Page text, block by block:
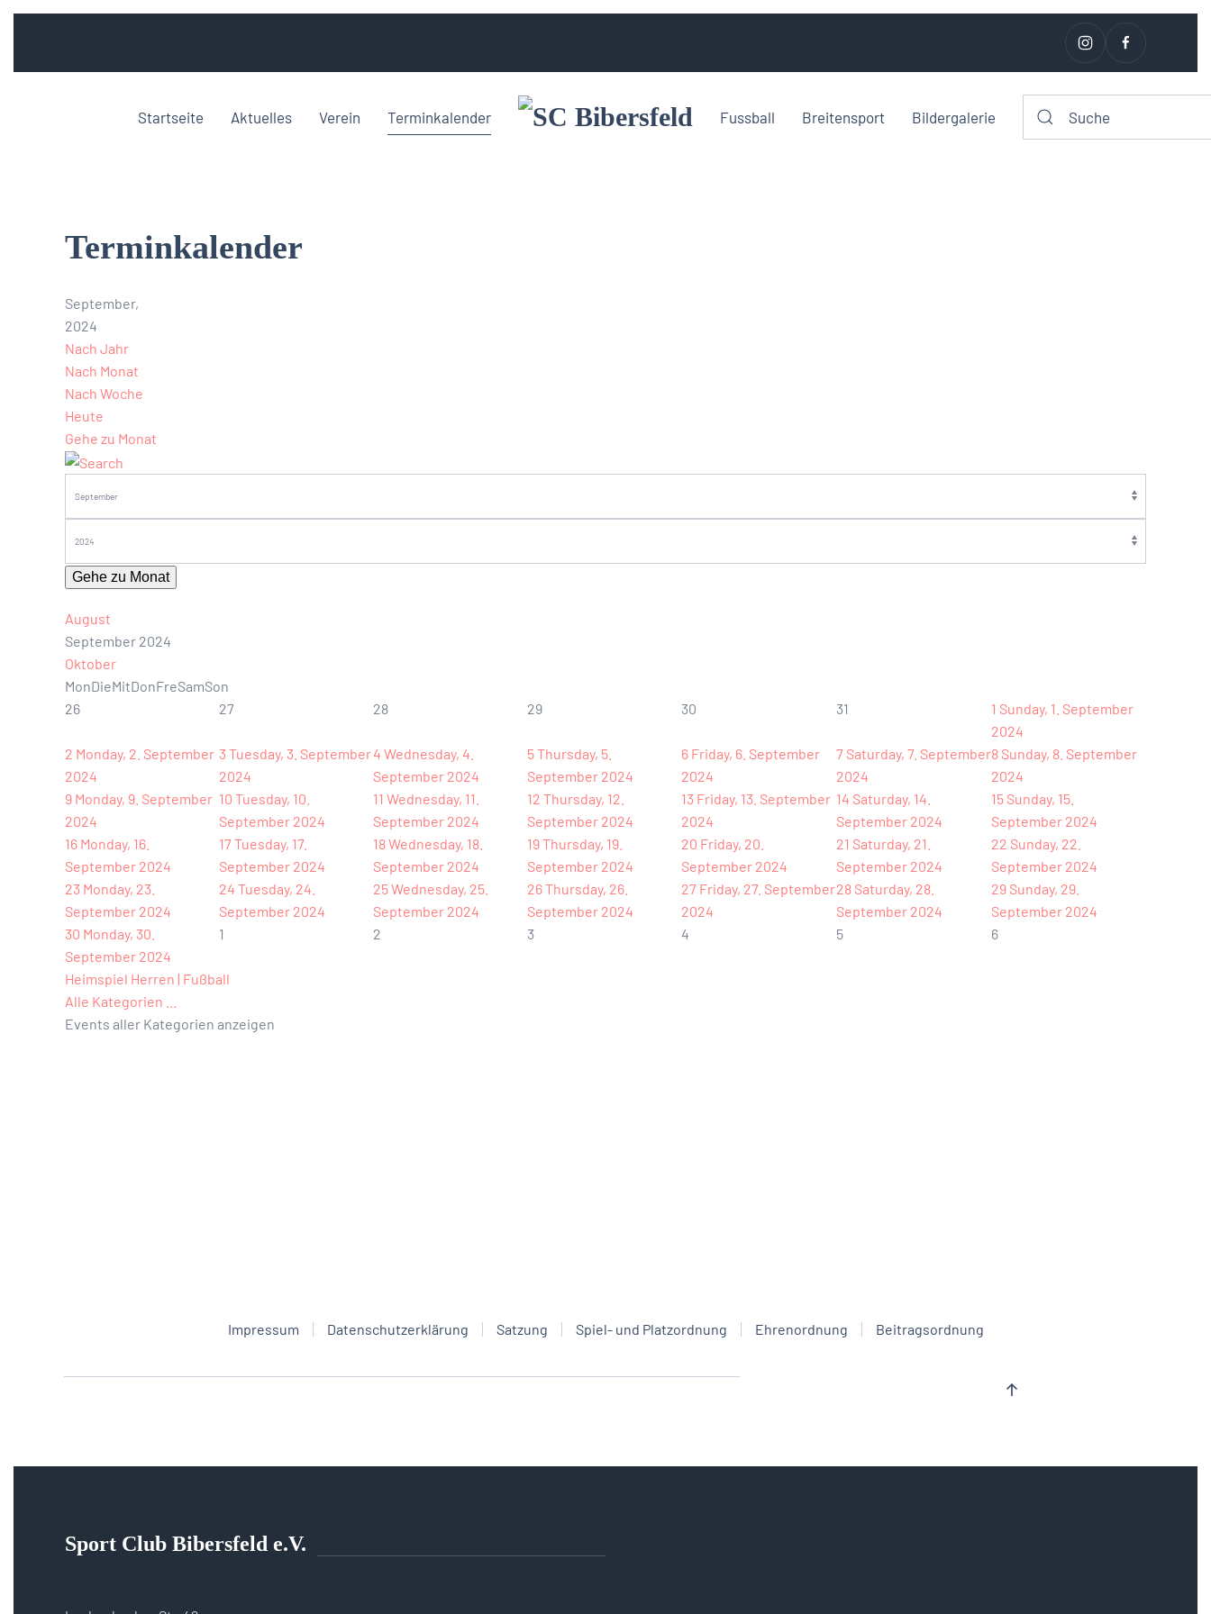
Startseite Aktuelles Verein Terminkalender Fussball Breitensport Bildergalerie
Terminkalender
September,
2024
Nach Jahr
Nach Monat
Nach Woche
Heute
Gehe zu Monat
Gehe zu Monat
August
September 2024
Oktober
MonDieMitDonFreSamSon
26
27 28 29 30 31 1 Sunday, 1. September
2024
2 Monday, 2. September
2024
3 Tuesday, 3. September
2024
4 Wednesday, 4.
September 2024
5Thursday, 5.
September 2024
6 Friday, 6. September
2024
7 Saturday, 7. September
2024
8 Sunday, 8. September
2024
9 Monday, 9. September
2024
10 Tuesday, 10.
September 2024
11 Wednesday, 11.
September 2024
12 Thursday, 12.
September 2024
13 Friday, 13. September
2024
14 Saturday, 14.
September 2024
15 Sunday, 15.
September 2024
16 Monday, 16.
September 2024
17Tuesday, 17.
September 2024
18Wednesday, 18.
September 2024
19Thursday, 19.
September 2024
20 Friday, 20.
September 2024
21 Saturday, 21.
September 2024
22 Sunday, 22.
September 2024
23 Monday, 23.
September 2024
24 Tuesday, 24.
September 2024
25Wednesday, 25.
September 2024
26Thursday, 26.
September 2024
27 Friday, 27. September
2024
28 Saturday, 28.
September 2024
29 Sunday, 29.
September 2024
30 Monday, 30.
September 2024
1 2 3 4 5 6
Heimspiel Herren | Fußball
Alle Kategorien ...
Events aller Kategorien anzeigen
Impressum Datenschutzerklärung Satzung Spiel- und Platzordnung Ehrenordnung Beitragsordnung
Sport Club Bibersfeld e.V.